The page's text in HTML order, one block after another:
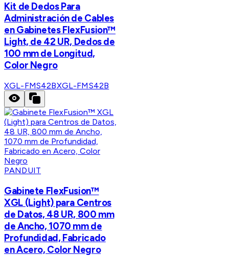
Kit de Dedos Para
Administración de Cables
en Gabinetes FlexFusion™
Light, de 42 UR, Dedos de
100 mm de Longitud,
Color Negro
XGL-FMS42BXGL-FMS42B
PANDUIT
Gabinete FlexFusion™
XGL (Light) para Centros
de Datos, 48 UR, 800 mm
de Ancho, 1070 mm de
Profundidad, Fabricado
en Acero, Color Negro